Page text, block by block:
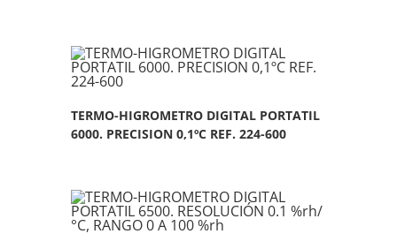
TERMO-HIGROMETRO DIGITAL PORTATIL
6000. PRECISION 0,1ºC REF. 224-600